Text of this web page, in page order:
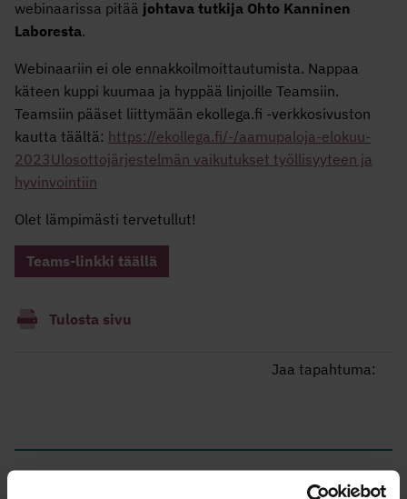
webinaarissa pitää johtava tutkija Ohto Kanninen
Laboresta.
Webinaariin ei ole ennakkoilmoittautumista. Nappaa
käteen kuppi kuumaa ja hyppää linjoille Teamsiin.
Teamsiin pääset liittymään ekollega.fi -verkkosivuston
kautta täältä: https://ekollega.fi/-/aamupaloja-elokuu-
2023Ulosottojärjestelmän vaikutukset työllisyyteen ja
hyvinvointiin
Olet lämpimästi tervetullut!
Teams-linkki täällä
Tulosta sivu
Jaa tapahtuma: